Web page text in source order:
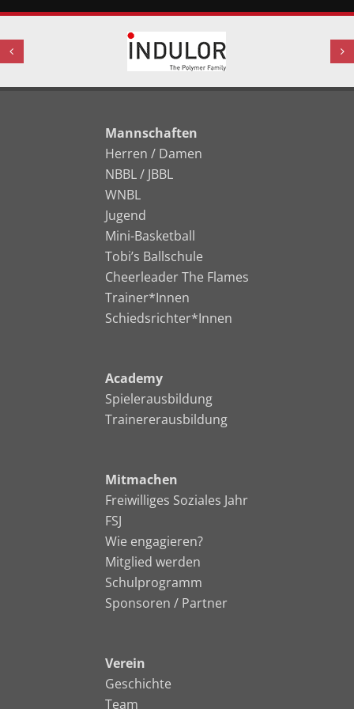
Mannschaften
Herren / Damen
NBBL / JBBL
WNBL
Jugend
Mini-Basketball
Tobi’s Ballschule
Cheerleader The Flames
Trainer*Innen
Schiedsrichter*Innen
Academy
Spielerausbildung
Trainererausbildung
Mitmachen
Freiwilliges Soziales Jahr
FSJ
Wie engagieren?
Mitglied werden
Schulprogramm
Sponsoren / Partner
Verein
Geschichte
Team